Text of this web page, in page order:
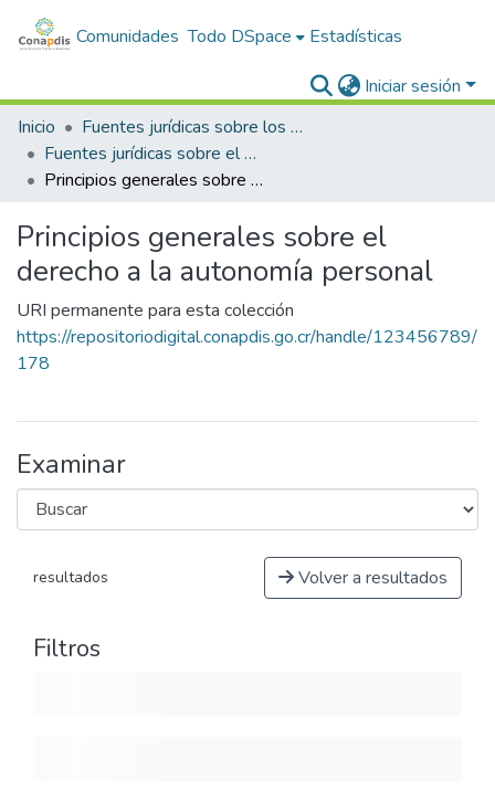
Comunidades Todo DSpace Estadísticas
Iniciar sesión
Inicio
Fuentes jurídicas sobre los derechos de las personas con discapacidad
Fuentes jurídicas sobre el derecho a la autonomía personal
Principios generales sobre el derecho a la autonomía personal
Principios generales sobre el
derecho a la autonomía personal
URI permanente para esta colección
https://repositoriodigital.conapdis.go.cr/handle/123456789/
178
Examinar
resultados Volver a resultados
Filtros